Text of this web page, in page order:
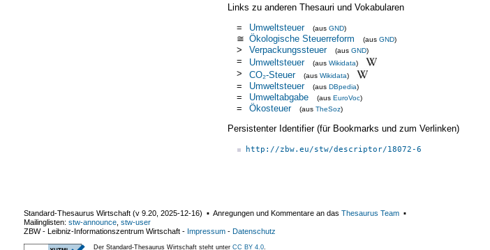
Links zu anderen Thesauri und Vokabularen
=
Umweltsteuer (aus GND)
≅ Ökologische Steuerreform (aus GND)
> Verpackungssteuer (aus GND)
= Umweltsteuer (aus Wikidata)
> CO₂-Steuer (aus Wikidata)
= Umweltsteuer (aus DBpedia)
= Umweltabgabe (aus EuroVoc)
= Ökosteuer (aus TheSoz)
Persistenter Identifier (für Bookmarks und zum Verlinken)
http://zbw.eu/stw/descriptor/18072-6
Standard-Thesaurus Wirtschaft (v 9.20 2025-12-16) ▪ Anregungen und Kommentare an das Thesaurus Team ▪
Mailinglisten: stw-announce stw-user
ZBW - Leibniz-Informationszentrum Wirtschaft - Impressum - Datenschutz
Der Standard-Thesaurus Wirtschaft steht unter CC BY 4.0